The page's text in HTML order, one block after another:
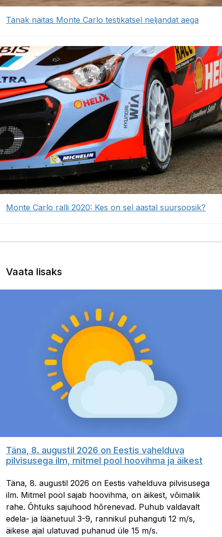
Tänak näitas Monte Carlo testikatsel neljandat aega
Monte Carlo ralli 2020: Kes on sel aastal suursoosik?
Vaata lisaks
Täna, 8. augustil 2026 on Eestis vahelduva
pilvisusega ilm, mitmel pool hoovihma ja äikest
Täna, 8. augustil 2026 on Eestis vahelduva pilvisusega
ilm. Mitmel pool sajab hoovihma, on äikest, võimalik
rahe. Õhtuks sajuhood hõrenevad. Puhub valdavalt
edela- ja läänetuul 3-9, rannikul puhanguti 12 m/s,
äikese ajal ulatuvad puhanud üle 15 m/s.